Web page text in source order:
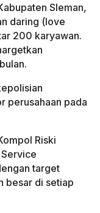
Sleman,
daring (love
200 karyawan.
perusahaan pada
Riski
target
besar di setiap